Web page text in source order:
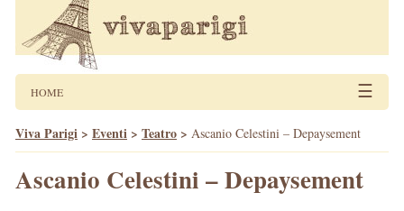
HOME ☰
Viva Parigi > Eventi > Teatro > Ascanio Celestini – Depaysement
Ascanio Celestini – Depaysement